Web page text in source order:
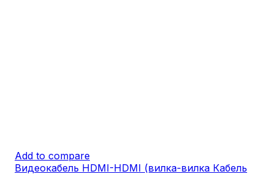
Add to compare
Видеокабель HDMI-HDMI (вилка-вилка Кабель